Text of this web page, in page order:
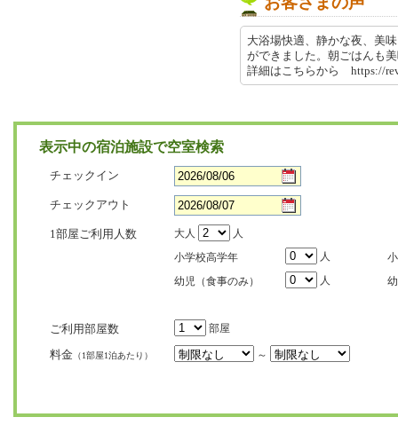
大浴場快適、静かな夜、美
ができました。朝ごはんも
詳細はこちらから https://
表示中の宿泊施設で空室検索
チェックイン
チェックアウト
1部屋ご利用人数 大人
人
小学校高学年
人
幼児（食事のみ）
人
ご利用部屋数 部屋
料金 （1部屋1泊あたり） ～